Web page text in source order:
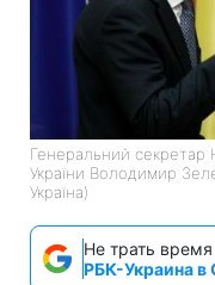
Генеральний секретар
України Володимир
Україна)
Не трать
РБК-Украина в